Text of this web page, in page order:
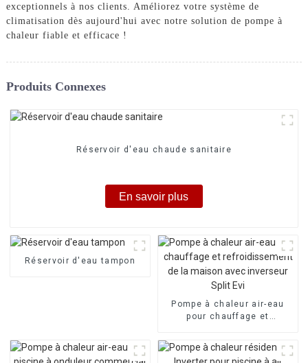
exceptionnels à nos clients. Améliorez votre système de
climatisation dès aujourd'hui avec notre solution de pompe à
chaleur fiable et efficace !
Produits Connexes
Réservoir d'eau chaude sanitaire
En savoir plus
Réservoir d'eau tampon
Pompe à chaleur air-eau
pour chauffage et
maison avec inverseur Split
Evi